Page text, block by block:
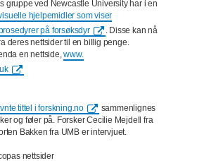
gruppe ved Newcastle University har i en
hjelpemidler som viser
på forsøksdyr
. Disse kan nå
deres nettsider til en billig penge.
en nettside,www.
tittel i forskning.no
sammenlignes
og føler på. Forsker Cecilie Mejdell fra
Bakken fra UMB er intervjuet.
nettsider